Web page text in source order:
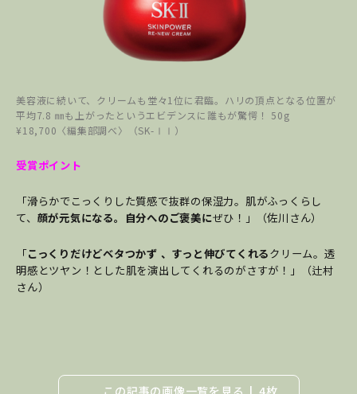
美容液に続いて、クリームも堂々1位に君臨。ハリの頂点となる位置が
平均7.8 ㎜も上がったというエビデンスに誰もが驚愕！ 50g
¥18,700〈編集部調べ〉（SK-ⅠⅠ）
受賞ポイント
「滑らかでこっくりした質感で抜群の保湿力。肌がふっくらし
て、 顔が元気になる。自分へのご褒美にぜひ！」（佐川さん）
「こっくりだけどベタつかず 、すっと伸びてくれるクリーム。透
明感とツヤン！とした肌を演出してくれるのがさすが！」（辻村
さん）